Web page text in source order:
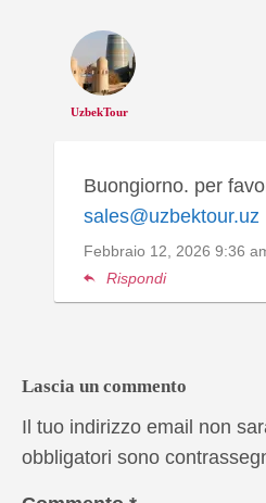
UzbekTour
Buongiorno. per
sales@uzbektour.uz
Febbraio 12, 2026 9:36
Rispondi
Lascia un commento
Il tuo indirizzo email non
obbligatori sono